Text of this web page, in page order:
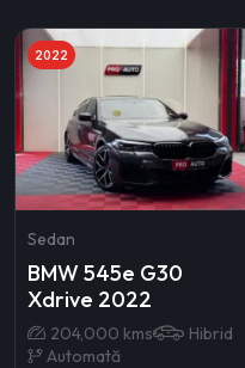
2022
Sedan
BMW 545e G30
Xdrive 2022
204,000 kms
Hibrid
Automată